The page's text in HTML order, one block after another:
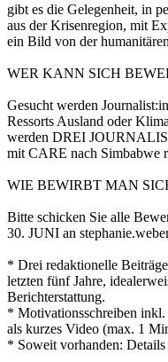
gibt es die Gelegenheit, in
aus der Krisenregion, mit
ein Bild von der
WER KANN SICH
Gesucht werden
Ressorts Ausland oder
werden DREI
mit CARE nach Simbabwe
WIE BEWIRBT MAN
Bitte schicken Sie alle
30. JUNI an
* Drei redaktionelle
letzten fünf Jahre,
Berichterstattung.
* Motivationsschreiben inkl.
als kurzes Video (max. 1
* Soweit vorhanden: